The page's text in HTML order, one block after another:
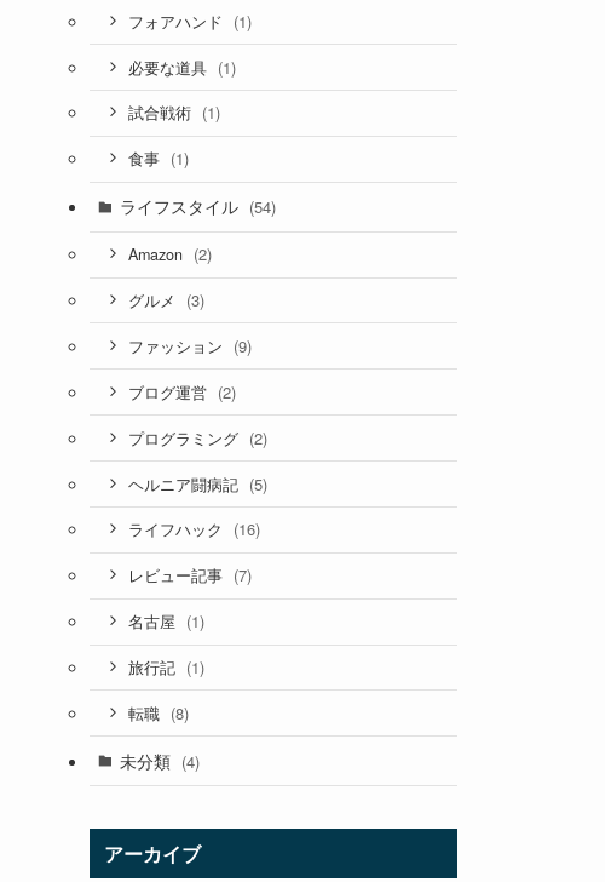
フォアハンド (1)
必要な道具 (1)
試合戦術 (1)
食事 (1)
ライフスタイル (54)
Amazon (2)
グルメ (3)
ファッション (9)
ブログ運営 (2)
プログラミング (2)
ヘルニア闘病記 (5)
ライフハック (16)
レビュー記事 (7)
名古屋 (1)
旅行記 (1)
転職 (8)
未分類 (4)
アーカイブ